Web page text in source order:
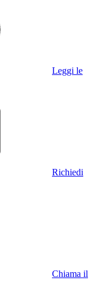
Leggi le
Richiedi
Chiama il